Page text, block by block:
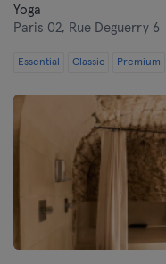
Yoga
Paris 02, Rue Deguerry 6
Essential Classic Premium